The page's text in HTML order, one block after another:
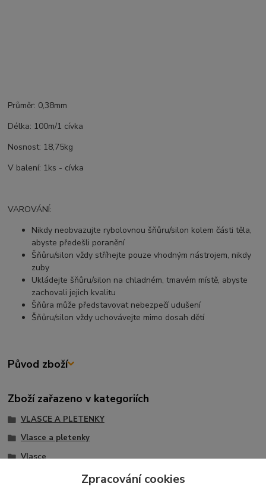
Průměr: 0,38mm
Délka: 100m/1 cívka
Nosnost: 18,75kg
V balení: 1ks - cívka
VAROVÁNÍ:
Nikdy neobvazujte rybolovnou šňůru/silon kolem části těla,
abyste předešli poranění
Šňůru/silon vždy stříhejte pouze vhodným nástrojem, nikdy
zuby
Ukládejte šňůru/silon na chladném, tmavém místě, abyste
zachovali jejich kvalitu
Šňůra může představovat nebezpečí udušení
Šňůru/silon vždy uchovávejte mimo dosah dětí
Původ zboží
Zboží zařazeno v kategoriích
VLASCE A PLETENKY
Vlasce a pletenky
Vlasce
Zpracování cookies